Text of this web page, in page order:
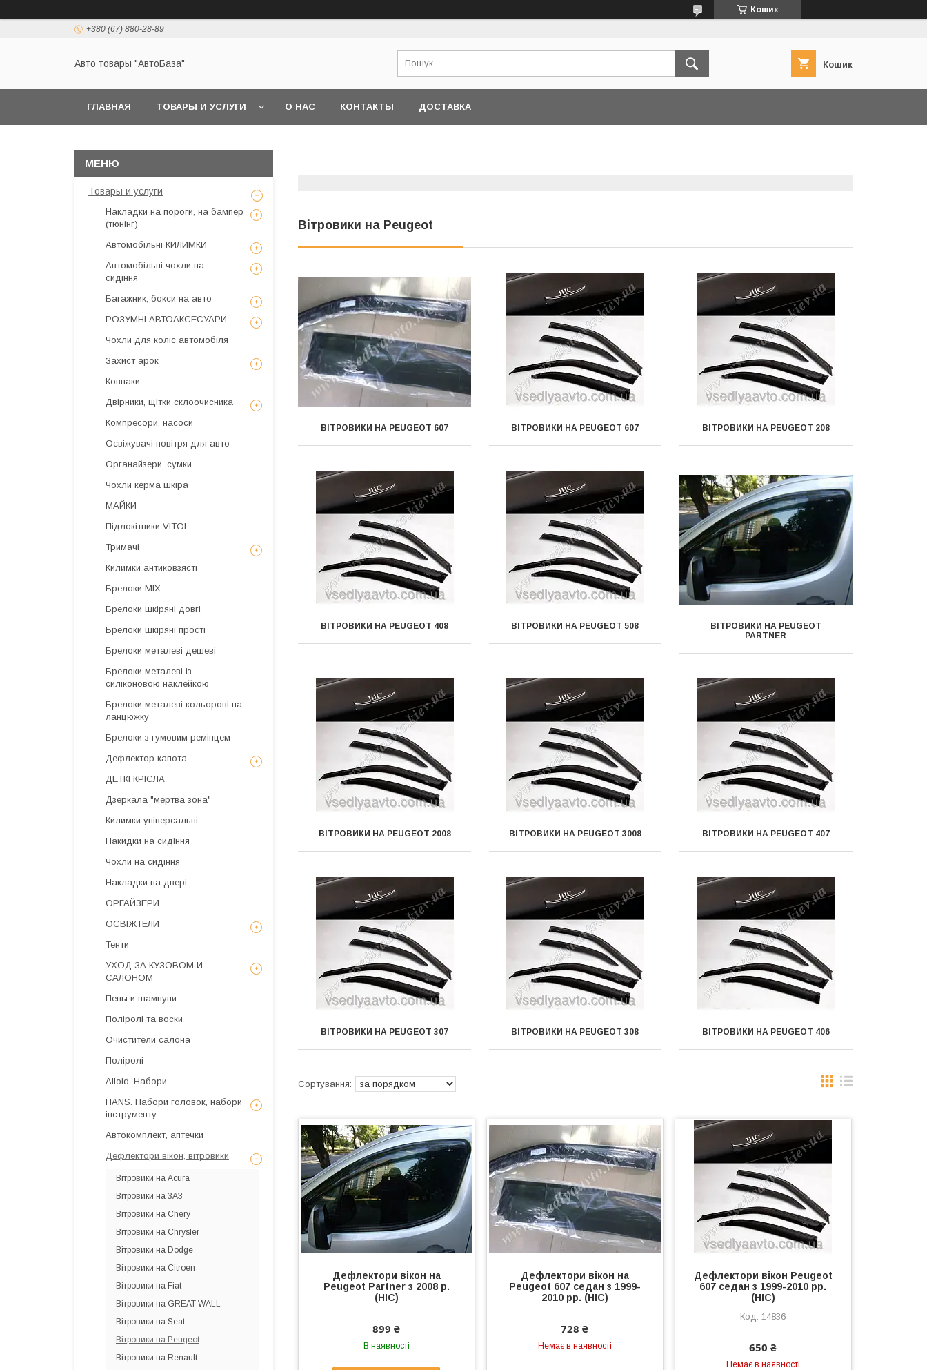
Кошик
+380 (67) 880-28-89
Авто товары "АвтоБаза" Кошик
ГЛАВНАЯ ТОВАРЫ И УСЛУГИ О НАС КОНТАКТЫ ДОСТАВКА
Вітровики на Peugeot
ВІТРОВИКИ НА PEUGEOT 607 ВІТРОВИКИ НА PEUGEOT 607 ВІТРОВИКИ НА PEUGEOT 208
ВІТРОВИКИ НА PEUGEOT 408 ВІТРОВИКИ НА PEUGEOT 508
ВІТРОВИКИ НА PEUGEOT
PARTNER
ВІТРОВИКИ НА PEUGEOT 2008 ВІТРОВИКИ НА PEUGEOT 3008 ВІТРОВИКИ НА PEUGEOT 407
ВІТРОВИКИ НА PEUGEOT 307 ВІТРОВИКИ НА PEUGEOT 308 ВІТРОВИКИ НА PEUGEOT 406
Дефлектори вікон на
Peugeot Partner з 2008 р.
(HIC)
899 ₴
В наявності
Дефлектори вікон на
Peugeot 607 седан з 1999-
2010 рр. (HIC)
728 ₴
Немає в наявності
Дефлектори вікон Peugeot
607 седан з 1999-2010 рр.
(HIC)
14836
650 ₴
Немає в наявності
Товары и услуги
Накладки на пороги, на бампер
(тюнінг)
Автомобільні КИЛИМКИ
Автомобільні чохли на
сидіння
Багажник, бокси на авто
РОЗУМНІ АВТОАКСЕСУАРИ
Чохли для коліс автомобіля
Захист арок
Ковпаки
Двірники, щітки склоочисника
Компресори, насоси
Освіжувачі повітря для авто
Органайзери, сумки
Чохли керма шкіра
МАЙКИ
Підлокітники VITOL
Тримачі
Килимки антиковзясті
Брелоки MIX
Брелоки шкіряні довгі
Брелоки шкіряні прості
Брелоки металеві дешеві
Брелоки металеві із
силіконовою наклейкою
Брелоки металеві кольорові на
ланцюжку
Брелоки з гумовим ремінцем
Дефлектор капота
ДЕТКІ КРІСЛА
Дзеркала "мертва зона"
Килимки універсальні
Накидки на сидіння
Чохли на сидіння
Накладки на двері
ОРГАЙЗЕРИ
ОСВІЖТЕЛИ
Тенти
УХОД ЗА КУЗОВОМ И
САЛОНОМ
Пены и шампуни
Поліролі та воски
Очистители салона
Поліролі
Alloid. Набори
HANS. Набори головок, набори
інструменту
Автокомплект, аптечки
Дефлектори вікон, вітровики
Вітровики на Acura
Вітровики на ЗАЗ
Вітровики на Chery
Вітровики на Chrysler
Вітровики на Dodge
Вітровики на Citroen
Вітровики на Fiat
Вітровики на GREAT WALL
Вітровики на Seat
Вітровики на Peugeot
Вітровики на Renault